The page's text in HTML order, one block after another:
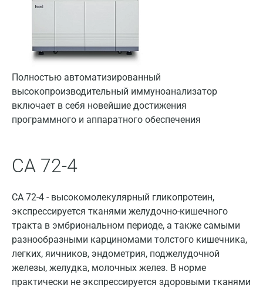
Полностью автоматизированный
высокопроизводительный иммуноанализатор
включает в себя новейшие достижения
программного и аппаратного обеспечения
СА 72-4
CA 72-4 - высокомолекулярный гликопротеин,
экспрессируется тканями желудочно-кишечного
тракта в эмбриональном периоде, а также самыми
разнообразными карциномами толстого кишечника,
легких, яичников, эндометрия, поджелудочной
железы, желудка, молочных желез. В норме
практически не экспрессируется здоровыми тканями
Волгоград
Вологда
Гатчина
Дзержинск
Дзержинский
Дмитров